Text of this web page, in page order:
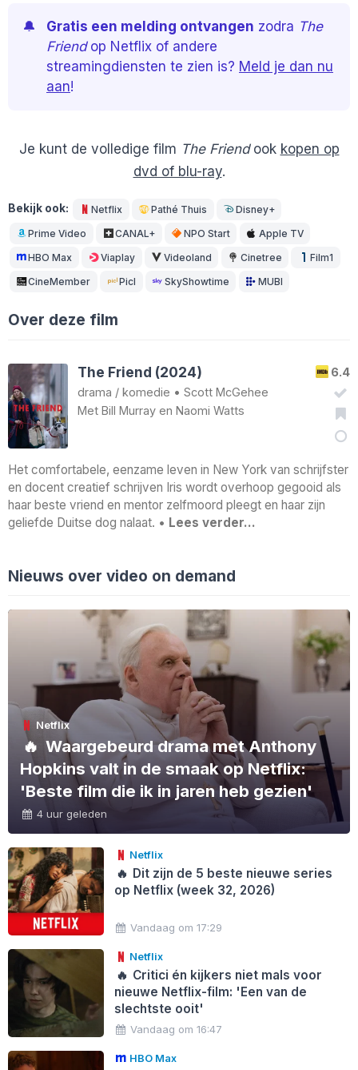
🔔 Gratis een melding ontvangen zodra The
Friendop Netflix of andere
streamingdiensten te zien is? Meld je dan nu
aan!
Je kunt de volledige film The Friendook kopen op
dvd of blu-ray.
Bekijk ook: Netflix Pathé Thuis Disney+
Prime Video CANAL+ NPO Start Apple TV
HBO Max Viaplay Videoland Cinetree Film1
CineMember Picl SkyShowtime MUBI
Over deze film
6.4
The Friend (2024)
drama / komedie • Scott McGehee
Met Bill Murray en Naomi Watts
Het comfortabele, eenzame leven in New York van schrijfster
en docent creatief schrijven Iris wordt overhoop gegooid als
haar beste vriend en mentor zelfmoord pleegt en haar zijn
geliefde Duitse dog nalaat. • Lees verder…
Nieuws over video on demand
Netflix
🔥 Waargebeurd drama met Anthony
Hopkins valt in de smaak op Netflix:
'Beste film die ik in jaren heb gezien'
4 uur geleden
Netflix
🔥 Dit zijn de 5 beste nieuwe series
op Netflix (week 32, 2026)
Vandaag om 17:29
Netflix
🔥 Critici én kijkers niet mals voor
nieuwe Netflix-film: 'Een van de
slechtste ooit'
Vandaag om 16:47
HBO Max